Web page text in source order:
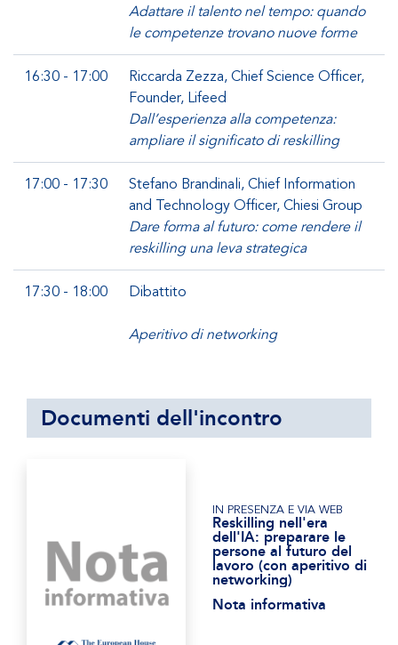
Adattare il talento nel tempo: quando
le competenze trovano nuove forme
16:30 - 17:00
Riccarda Zezza, Chief Science Officer,
Founder, Lifeed
Dall’esperienza alla competenza:
ampliare il significato di reskilling
17:00 - 17:30
Stefano Brandinali, Chief Information
and Technology Officer, Chiesi Group
Dare forma al futuro: come rendere il
reskilling una leva strategica
17:30 - 18:00 Dibattito
Aperitivo di networking
Documenti dell'incontro
IN PRESENZA E VIA WEB
Reskilling nell'era
dell'IA: preparare le
persone al futuro del
lavoro (con aperitivo di
networking)
Nota informativa